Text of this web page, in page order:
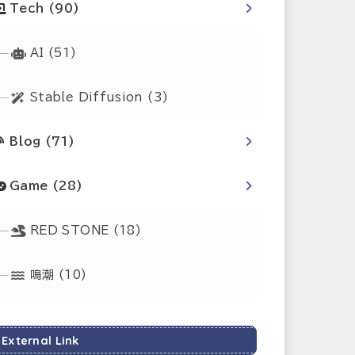
Tech (90)
AI (51)
Stable Diffusion (3)
Blog (71)
Game (28)
RED STONE (18)
鳴潮 (10)
External Link